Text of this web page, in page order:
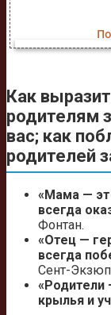
Как
родителям
вас; как
родителей
«Мама —
всегда
Фонтан.
«Отец —
всегда
Сент-
крылья и